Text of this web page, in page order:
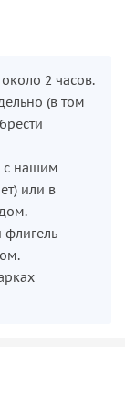
2 часов.
(в том
с нашим
или в
флигель